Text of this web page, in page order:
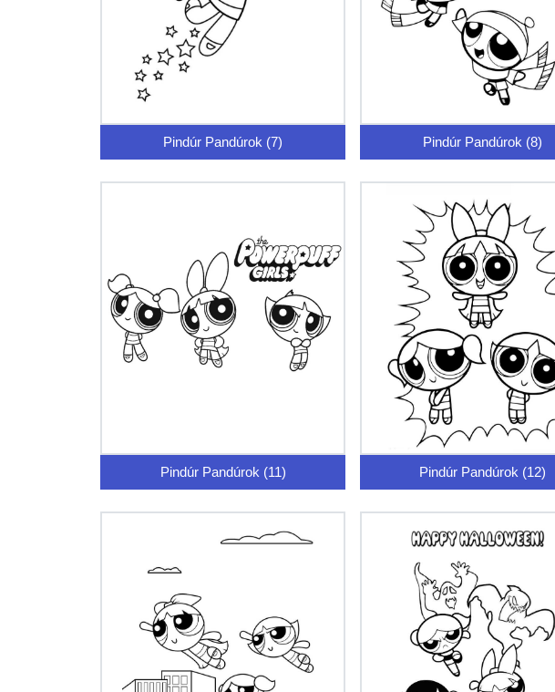
Pindúr Pandúrok (7) Pindúr Pandúrok (8)
Pindúr Pandúrok (11) Pindúr Pandúrok (12)